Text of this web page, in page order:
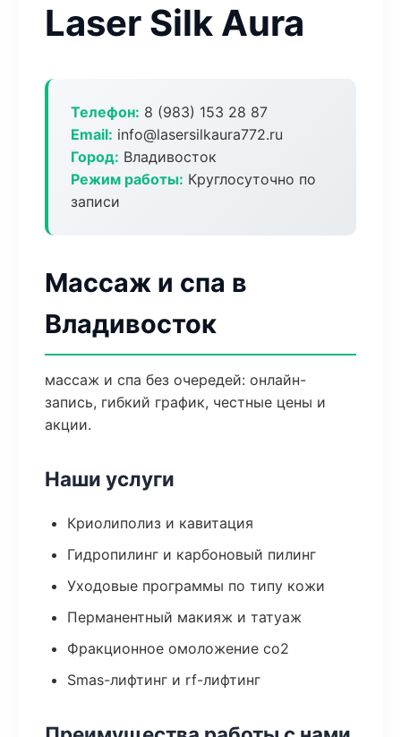
Laser Silk Aura
Телефон: 8 (983) 153 28 87
Email: info@lasersilkaura772.ru
Город: Владивосток
Режим работы: Круглосуточно по
записи
Массаж и спа в
Владивосток
массаж и спа без очередей: онлайн-
запись, гибкий график, честные цены и
акции.
Наши услуги
Криолиполиз и кавитация
Гидропилинг и карбоновый пилинг
Уходовые программы по типу кожи
Перманентный макияж и татуаж
Фракционное омоложение co2
Smas-лифтинг и rf-лифтинг